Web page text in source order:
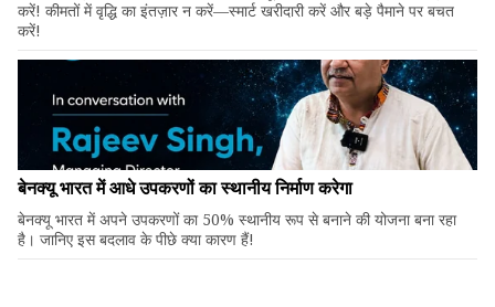
करें! कीमतों में वृद्धि का इंतज़ार न करें—स्मार्ट खरीदारी करें और बड़े पैमाने पर बचत
करें!
बेनक्यू भारत में आधे उपकरणों का स्थानीय निर्माण करेगा
बेनक्यू भारत में अपने उपकरणों का 50% स्थानीय रूप से बनाने की योजना बना रहा
है। जानिए इस बदलाव के पीछे क्या कारण हैं!